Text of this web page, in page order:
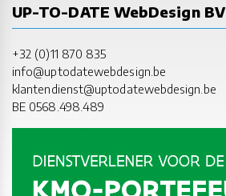
UP-TO-DATE WebDesign BV
+32 (0)11 870 835
info@uptodatewebdesign.be
klantendienst@uptodatewebdesign.be
BE 0568.498.489